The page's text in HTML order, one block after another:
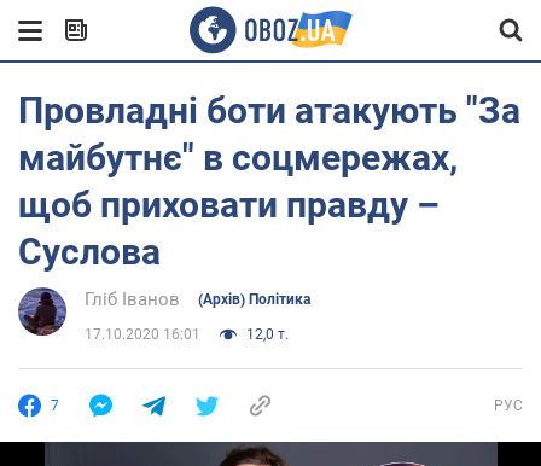
Провладні боти атакують "За
майбутнє" в соцмережах,
щоб приховати правду –​​​​​​​
Суслова
Гліб Іванов (Архів) Політика
17.10.2020 16:01 12,0 т.
7 РУС